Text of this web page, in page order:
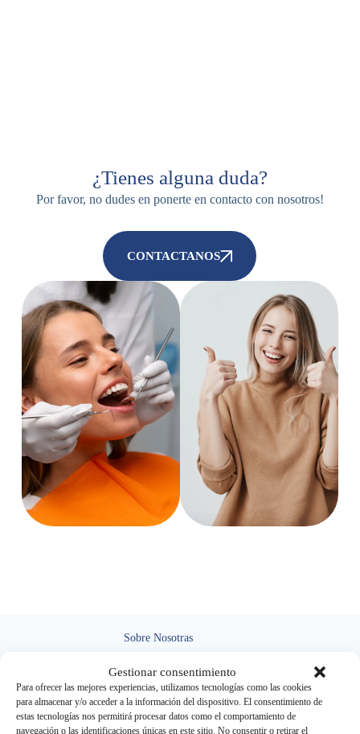
Gestionar consentimiento
Para ofrecer las mejores experiencias, utilizamos tecnologías como las cookies
para almacenar y/o acceder a la información del dispositivo. El consentimiento de
estas tecnologías nos permitirá procesar datos como el comportamiento de
navegación o las identificaciones únicas en este sitio. No consentir o retirar el
¿Tienes alguna duda?
Por favor, no dudes en ponerte en contacto con nosotros!
CONTACTANOS
Sobre Nosotras
avanzada y un equipo experto para cuidar tu salud bucal y
brindarte una sonrisa perfecta.
Llamanos por Teléfono